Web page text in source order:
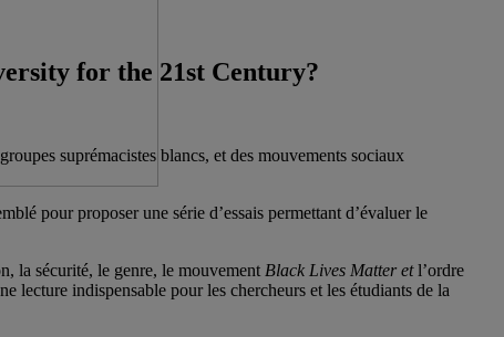
for the 21st Century?
suprémacistes blancs, et des mouvements sociaux
pour proposer une série d’essais permettant d’évaluer le
la sécurité, le genre, le mouvementBlack Lives Matter etl’ordre
lecture indispensable pour les chercheurs et les étudiants de la